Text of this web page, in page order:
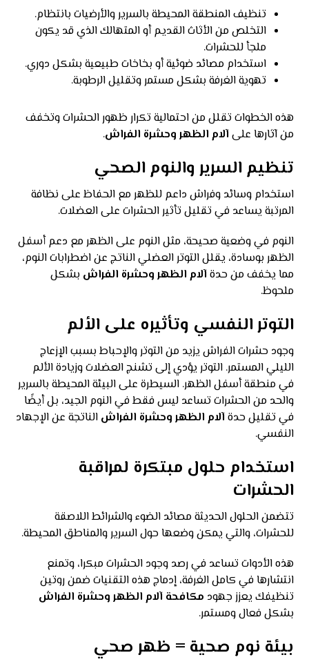
تنظيف المنطقة المحيطة بالسرير والأرضيات بانتظام.
التخلص من الأثاث القديم أو المتهالك الذي قد يكون
ملجأ للحشرات.
استخدام مصائد ضوئية أو بخاخات طبيعية بشكل دوري.
تهوية الغرفة بشكل مستمر وتقليل الرطوبة.
هذه الخطوات تقلل من احتمالية تكرار ظهور الحشرات وتخفف
من آثارها علىآلام الظهر وحشرة الفراش.
تنظيم السرير والنوم الصحي
استخدام وسائد وفراش داعم للظهر مع الحفاظ على نظافة
المرتبة يساعد في تقليل تأثير الحشرات على العضلات.
النوم في وضعية صحيحة، مثل النوم على الظهر مع دعم أسفل
الظهر بوسادة، يقلل التوتر العضلي الناتج عن اضطرابات النوم،
مما يخفف من حدةآلام الظهر وحشرة الفراش بشكل
ملحوظ.
التوتر النفسي وتأثيره على الألم
وجود حشرات الفراش يزيد من التوتر والإحباط بسبب الإزعاج
الليلي المستمر. التوتر يؤدي إلى تشنج العضلات وزيادة الألم
في منطقة أسفل الظهر. السيطرة على البيئة المحيطة بالسرير
والحد من الحشرات تساعد ليس فقط في النوم الجيد، بل أيضًا
في تقليل حدةآلام الظهر وحشرة الفراش الناتجة عن الإجهاد
النفسي.
استخدام حلول مبتكرة لمراقبة
الحشرات
تتضمن الحلول الحديثة مصائد الضوء والشرائط اللاصقة
للحشرات، والتي يمكن وضعها حول السرير والمناطق المحيطة.
هذه الأدوات تساعد في رصد وجود الحشرات مبكرا، وتمنع
انتشارها في كامل الغرفة، إدماج هذه التقنيات ضمن روتين
تنظيفك يعزز جهود مكافحة آلام الظهر وحشرة الفراش
بشكل فعال ومستمر.
بيئة نوم صحية = ظهر صحي